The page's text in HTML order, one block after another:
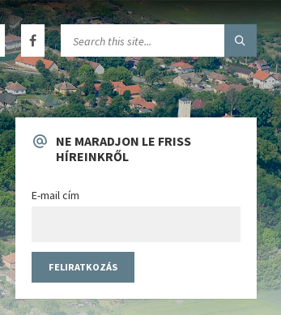
NE MARADJON LE FRISS
HÍREINKRŐL
E-mail cím